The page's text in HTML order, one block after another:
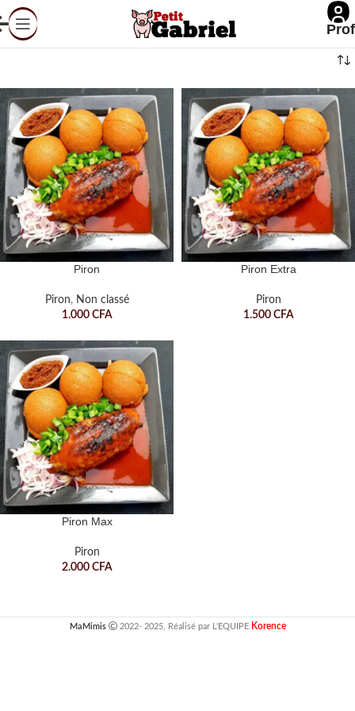
Piron
Piron, Non classé
1.000 CFA
Piron Extra
Piron
1.500 CFA
Piron Max
Piron
2.000 CFA
MaMimis 2022- 2025, Réalisé par L'EQUIPE Korence